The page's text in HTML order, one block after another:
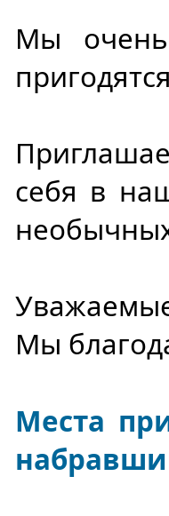
Мы
себя в
Мы
Места